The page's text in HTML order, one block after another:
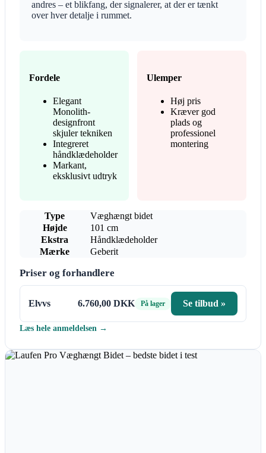
andres – et blikfang, der signalerer, at der er tænkt
over hver detalje i rummet.
Fordele
Elegant
Monolith-
designfront
skjuler tekniken
Integreret
håndklædeholder
Markant,
eksklusivt udtryk
Ulemper
Høj pris
Kræver god
plads og
professionel
montering
Type
Væghængt bidet
Højde
101 cm
Ekstra
Håndklædeholder
Mærke
Geberit
Priser og forhandlere
Elvvs 6.760,00 DKK På lager Se tilbud »
Læs hele anmeldelsen →